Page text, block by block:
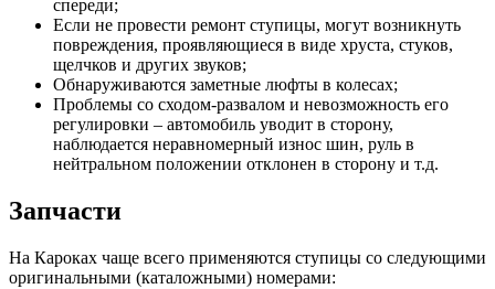
спереди;
Если не провести ремонт ступицы, могут возникнуть
повреждения, проявляющиеся в виде хруста, стуков,
щелчков и других звуков;
Обнаруживаются заметные люфты в колесах;
Проблемы со сходом-развалом и невозможность его
регулировки – автомобиль уводит в сторону,
наблюдается неравномерный износ шин, руль в
нейтральном положении отклонен в сторону и т.д.
Запчасти
На Кароках чаще всего применяются ступицы со следующими
оригинальными (каталожными) номерами: